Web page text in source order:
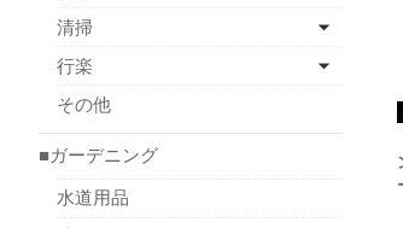
清掃
行楽
その他
■ガーデニング
水道用品